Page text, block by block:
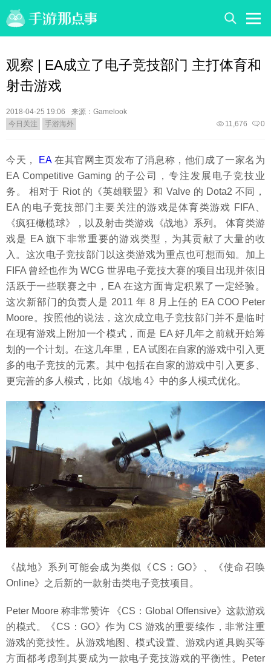
观察 | EA成立了电子竞技部门 主打体育和
射击游戏
2018-04-25 19:06
来源：Gamelook
今日关注
手游海外 0
11,676
今天， EA在其官网主页发布了消息称，他们成了一家名为
EA Competitive Gaming 的子公司，专注发展电子竞技业
务。 相对于 Riot 的《英雄联盟》和 Valve 的 Dota2 不同，
EA 的电子竞技部门主要关注的游戏是体育类游戏 FIFA、
《疯狂橄榄球》，以及射击类游戏《战地》系列。 体育类游
戏是 EA 旗下非常重要的游戏类型，为其贡献了大量的收
入。这次电子竞技部门以这类游戏为重点也可想而知。加上
FIFA 曾经也作为 WCG 世界电子竞技大赛的项目出现并依旧
活跃于一些联赛之中，EA 在这方面肯定积累了一定经验。
这次新部门的负责人是 2011 年 8 月上任的 EA COO Peter
Moore。按照他的说法，这次成立电子竞技部门并不是临时
在现有游戏上附加一个模式，而是 EA 好几年之前就开始筹
划的一个计划。在这几年里，EA 试图在自家的游戏中引入更
多的电子竞技的元素。其中包括在自家的游戏中引入更多、
更完善的多人模式，比如《战地 4》中的多人模式优化。
《战地》系列可能会成为类似《CS：GO》、《使命召唤
Online》之后新的一款射击类电子竞技项目。
Peter Moore 称非常赞许 《CS：Global Offensive》这款游戏
的模式。《CS：GO》作为 CS 游戏的重要续作，非常注重
游戏的竞技性。从游戏地图、模式设置、游戏内道具购买等
方面都考虑到其要成为一款电子竞技游戏的平衡性。Peter